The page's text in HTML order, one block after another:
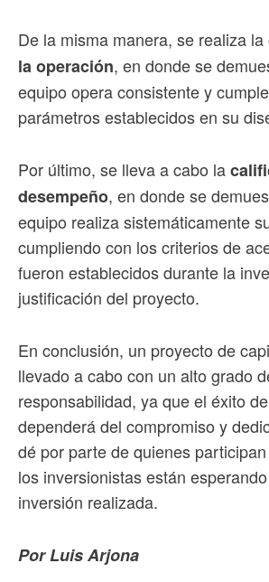
De la misma manera, se realiza la
la operación, en donde se
equipo opera consistente y
parámetros establecidos en su
Por último, se lleva a cabo la
desempeño, en donde se
equipo realiza sistemáticamente
cumpliendo con los criterios de
fueron establecidos durante la
justificación del proyecto.
En conclusión, un proyecto de
llevado a cabo con un alto grado
responsabilidad, ya que el éxito
dependerá del compromiso y
dé por parte de quienes
los inversionistas están
inversión realizada.
Por Luis Arjona